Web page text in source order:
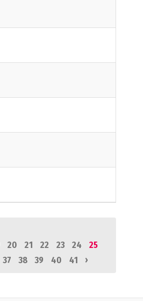
20 21 22 23 24
25
37 38 39 40 41 ›